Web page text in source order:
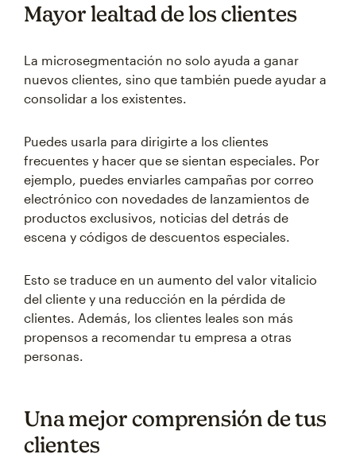
Mayor lealtad de los clientes
La microsegmentación no solo ayuda a ganar
nuevos clientes, sino que también puede ayudar a
consolidar a los existentes.
Puedes usarla para dirigirte a los clientes
frecuentes y hacer que se sientan especiales. Por
ejemplo, puedes enviarles campañas por correo
electrónico con novedades de lanzamientos de
productos exclusivos, noticias del detrás de
escena y códigos de descuentos especiales.
Esto se traduce en un aumento del valor vitalicio
del cliente y una reducción en la pérdida de
clientes. Además, los clientes leales son más
propensos a recomendar tu empresa a otras
personas.
Una mejor comprensión de tus
clientes